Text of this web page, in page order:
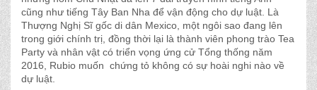
cũng như tiếng Tây Ban Nha để vận động cho dự luật. Là
Thượng Nghị Sĩ gốc di dân Mexico, một ngôi sao đang lên
trong giới chính trị, đồng thời lại là thành viên phong trào Tea
Party và nhân vật có triển vọng ứng cử Tổng thống năm
2016, Rubio muốn chứng tỏ không có sự hoài nghi nào về
dự luật.